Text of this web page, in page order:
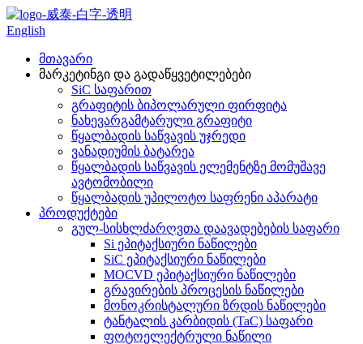
English
მთავარი
მარკეტინგი და გადაწყვეტილებები
SiC საფარით
გრაფიტის ბიპოლარული ფირფიტა
ნახევარგამტარული გრაფიტი
წყალბადის საწვავის უჯრედი
ვანადიუმის ბატარეა
წყალბადის საწვავის ელემენტზე მომუშავე
ავტომობილი
წყალბადის უპილოტო საფრენი აპარატი
პროდუქტები
გულ-სისხლძარღვთა დაავადებების საფარი
Si ეპიტაქსიური ნაწილები
SiC ეპიტაქსიური ნაწილები
MOCVD ეპიტაქსიური ნაწილები
გრავირების პროცესის ნაწილები
მონოკრისტალური ზრდის ნაწილები
ტანტალის კარბიდის (TaC) საფარი
ფოტოელექტრული ნაწილი